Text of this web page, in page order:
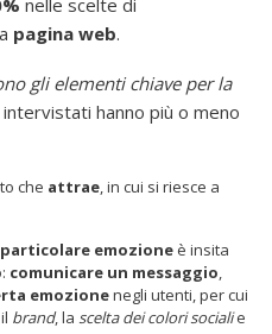
nelle scelte di
pagina web.
gli elementi chiave per la
intervistati hanno più o meno
che attrae, in cui si riesce a
emozioneè insita
comunicare un messaggio,
emozionenegli utenti, per cui
brand, la scelta dei colori socialie